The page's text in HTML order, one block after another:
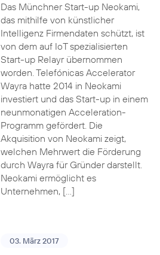
Das Münchner Start-up Neokami,
das mithilfe von künstlicher
Intelligenz Firmendaten schützt, ist
von dem auf IoT spezialisierten
Start-up Relayr übernommen
worden. Telefónicas Accelerator
Wayra hatte 2014 in Neokami
investiert und das Start-up in einem
neunmonatigen Acceleration-
Programm gefördert. Die
Akquisition von Neokami zeigt,
welchen Mehrwert die Förderung
durch Wayra für Gründer darstellt.
Neokami ermöglicht es
Unternehmen, […]
03. März 2017